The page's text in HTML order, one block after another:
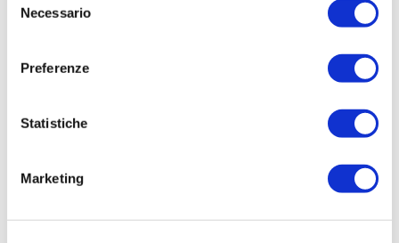
delNecessario
Preferenze
Statistiche
Marketing
abbandonando il ruolo fino a quel momento
affrancamento dalle fonti fossili.
totale abbandono dei combustibili fossili per